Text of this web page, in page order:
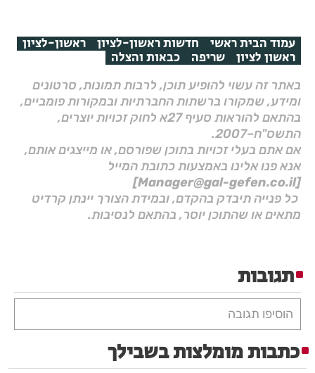
עמוד הבית ראשי חדשות ראשון-לציון ראשון-לציון
ראשון לציון שריפה כבאות והצלה
באתר זה עשוי להופיע תוכן, לרבות תמונות, סרטונים
ומידע, שמקורו ברשתות החברתיות ובמקורות פומביים,
בהתאם להוראות סעיף 27א לחוק זכויות יוצרים,
התשס"ח–2007.
אם אתם בעלי זכויות בתוכן שפורסם, או מייצגים אותם,
אנא פנו אלינו באמצעות כתובת המייל
[Manager@gal-gefen.co.il]
כל פנייה תיבדק בהקדם, ובמידת הצורך יינתן קרדיט
מתאים או שהתוכן יוסר, בהתאם לנסיבות.
תגובות
הוסיפו תגובה
כתבות מומלצות בשבילך